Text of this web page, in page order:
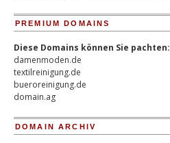
PREMIUM DOMAINS
Diese Domains können Sie pachten:
damenmoden.de
textilreinigung.de
bueroreinigung.de
domain.ag
DOMAIN ARCHIV